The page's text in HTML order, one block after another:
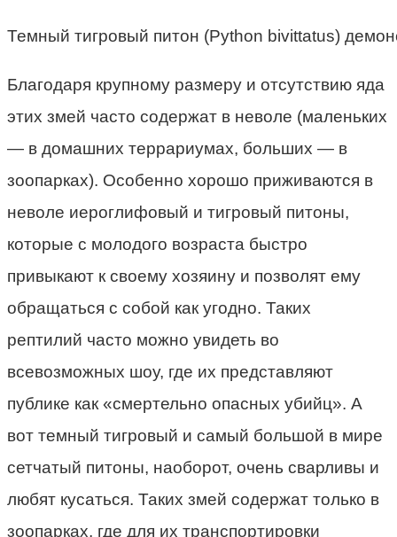
Темный тигровый питон (Python bivittatus)
Благодаря крупному размеру и отсутствию яда
этих змей часто содержат в неволе (маленьких
— в домашних террариумах, больших — в
зоопарках). Особенно хорошо приживаются в
неволе иероглифовый и тигровый питоны,
которые с молодого возраста быстро
привыкают к своему хозяину и позволят ему
обращаться с собой как угодно. Таких
рептилий часто можно увидеть во
всевозможных шоу, где их представляют
публике как «смертельно опасных убийц». А
вот темный тигровый и самый большой в мире
сетчатый питоны, наоборот, очень сварливы и
любят кусаться. Таких змей содержат только в
зоопарках, где для их транспортировки